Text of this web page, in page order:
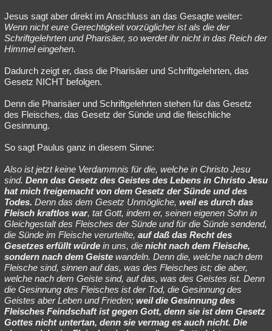
Jesus sagt aber direkt im Anschluss an das Gesagte weiter:
Wenn nicht eure Gerechtigkeit vorzüglicher ist als die der
Schriftgelehrten und Pharisäer, so werdet ihr nicht in das Reich der
Himmel eingehen.
Dadurch zeigt er, dass die Pharisäer und Schriftgelehrten, das
Gesetz NICHT befolgen.
Denn die Pharisäer und Schriftgelehrten stehen für das Gesetz
des Fleisches, das Gesetz der Sünde und die fleischliche
Gesinnung.
So sagt Paulus ganz in diesem Sinne:
Also ist jetzt keine Verdammnis für die, welche in Christo Jesu
sind. Denn das Gesetz des Geistes des Lebens in Christo Jesu
hat mich freigemacht von dem Gesetz der Sünde und des
Todes. Denn das dem Gesetz Unmögliche, weil es durch das
Fleisch kraftlos war, tat Gott, indem er, seinen eigenen Sohn in
Gleichgestalt des Fleisches der Sünde und für die Sünde sendend,
die Sünde im Fleische verurteilte, auf daß das Recht des
Gesetzes erfüllt würde in uns, die nicht nach dem Fleische,
sondern nach dem Geiste wandeln. Denn die, welche nach dem
Fleische sind, sinnen auf das, was des Fleisches ist; die aber,
welche nach dem Geiste sind, auf das, was des Geistes ist. Denn
die Gesinnung des Fleisches ist der Tod, die Gesinnung des
Geistes aber Leben und Frieden; weil die Gesinnung des
Fleisches Feindschaft ist gegen Gott, denn sie ist dem Gesetz
Gottes nicht untertan, denn sie vermag es auch nicht. Die